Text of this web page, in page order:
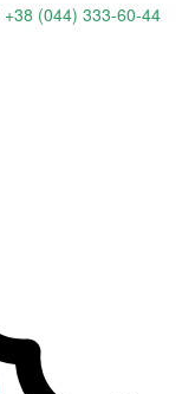
+38 (044) 333-60-44